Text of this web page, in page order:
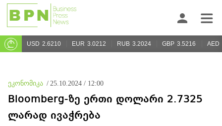
USD 2.6210 EUR 3.0212 RUB 3.2024 GBP 3.5216 AED
ეკონომიკა / 25.10.2024 / 12:00
Bloomberg-ზე ერთი დოლარი 2.7325
ლარად ივაჭრება